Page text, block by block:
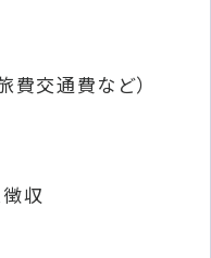
費交通費など）
収